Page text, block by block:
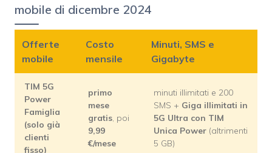
mobile di dicembre 2024
Offerte
mobile
Costo
mensile
Minuti, SMS e
Gigabyte
TIM 5G
Power
Famiglia
(solo già
clienti
fisso)
primo
mese
gratis, poi
9,99
€/mese
minuti illimitati e 200
SMS + Giga illimitati in
5G Ultra con TIM
Unica Power (altrimenti
5 GB)